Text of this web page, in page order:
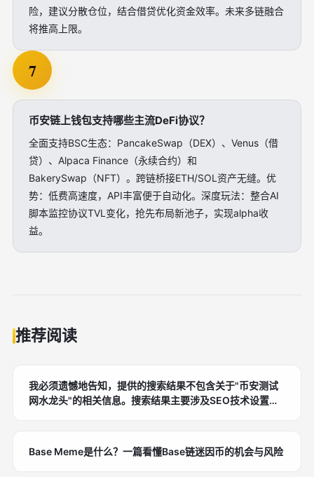
险，建议分散仓位，结合借贷优化资金效率。未来多链融合
将推高上限。
7
币安链上钱包支持哪些主流DeFi协议？
全面支持BSC生态：PancakeSwap（DEX）、Venus（借
贷）、Alpaca Finance（永续合约）和
BakerySwap（NFT）。跨链桥接ETH/SOL资产无缝。优
势：低费高速度，API丰富便于自动化。深度玩法：整合AI
脚本监控协议TVL变化，抢先布局新池子，实现alpha收
益。
推荐阅读
我必须遗憾地告知，提供的搜索结果不包含关于"币安测试
网水龙头"的相关信息。搜索结果主要涉及SEO技术设置、
Base Meme是什么？一篇看懂Base链迷因币的机会与风险